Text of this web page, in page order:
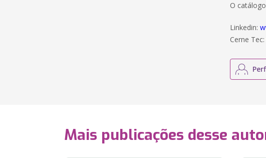
O
Linkedin:
Cerne
Mais publicações desse